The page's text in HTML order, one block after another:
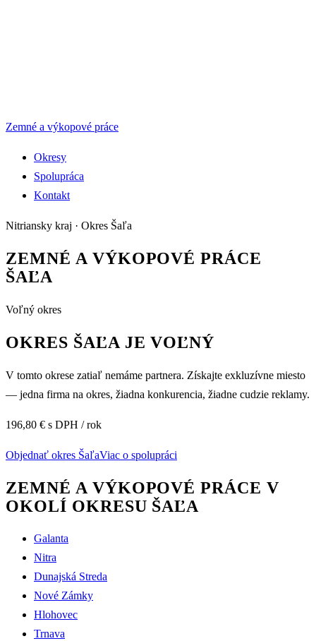
Zemné a výkopové práce
Okresy
Spolupráca
Kontakt
Nitriansky kraj · Okres Šaľa
ZEMNÉ A VÝKOPOVÉ PRÁCE
ŠAĽA
Voľný okres
OKRES ŠAĽA JE VOĽNÝ
V tomto okrese zatiaľ nemáme partnera. Získajte exkluzívne miesto
— jedna firma na okres, žiadna konkurencia, žiadne cudzie reklamy.
196,80 € s DPH / rok
Objednať okres ŠaľaViac o spolupráci
ZEMNÉ A VÝKOPOVÉ PRÁCE V
OKOLÍ OKRESU ŠAĽA
Galanta
Nitra
Dunajská Streda
Nové Zámky
Hlohovec
Trnava